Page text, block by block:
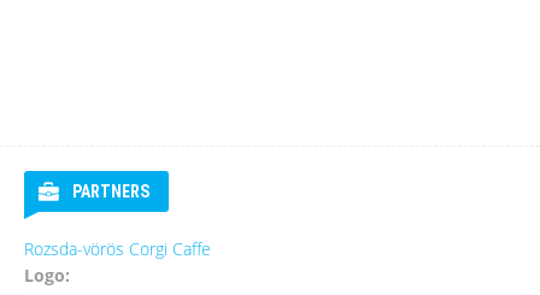
PARTNERS
Rozsda-vörös Corgi Caffe
Logo: